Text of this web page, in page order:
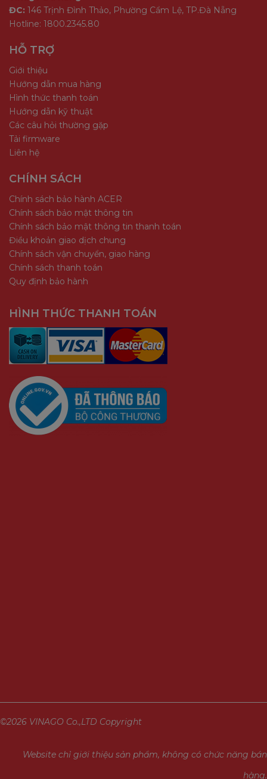
ĐC: 146 Trịnh Đình Thảo, Phường Cẩm Lệ, TP.Đà Nẵng
Hotline: 1800.2345.80
HỖ TRỢ
Giới thiệu
Hướng dẫn mua hàng
Hình thức thanh toán
Hướng dẫn kỹ thuật
Các câu hỏi thường gặp
Tải firmware
Liên hệ
CHÍNH SÁCH
Chính sách bảo hành ACER
Chính sách bảo mật thông tin
Chính sách bảo mật thông tin thanh toán
Điều khoản giao dịch chung
Chính sách vận chuyển, giao hàng
Chính sách thanh toán
Quy định bảo hành
HÌNH THỨC THANH TOÁN
©2026 VINAGO Co.,LTD Copyright
Website chỉ giới thiệu sản phẩm, không có chức năng bán
hàng.